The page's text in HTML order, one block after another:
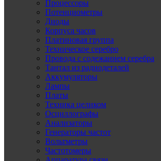
Процессоры
Потенциометры
Диоды
Корпуса часов
Платиновая группа
Техническое серебро
Провода с содежанием серебра
Тантал из радиодеталей
Аккумуляторы
Лампы
Платы
Техника целиком
Осциллографы
Анализаторы
Генераторы частот
Вольтметры
Частотомеры